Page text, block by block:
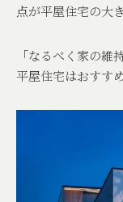
点が平屋住宅の大
「なるべく家の
平屋住宅はおすすめ